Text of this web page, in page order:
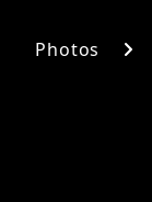
Photos chevron_right